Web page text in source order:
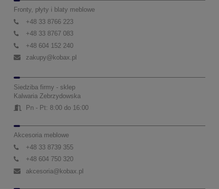
Fronty, płyty i blaty meblowe
+48 33 8766 223
+48 33 8767 083
+48 604 152 240
zakupy@kobax.pl
Siedziba firmy - sklep
Kalwaria Zebrzydowska
Pn - Pt: 8:00 do 16:00
Akcesoria meblowe
+48 33 8739 355
+48 604 750 320
akcesoria@kobax.pl